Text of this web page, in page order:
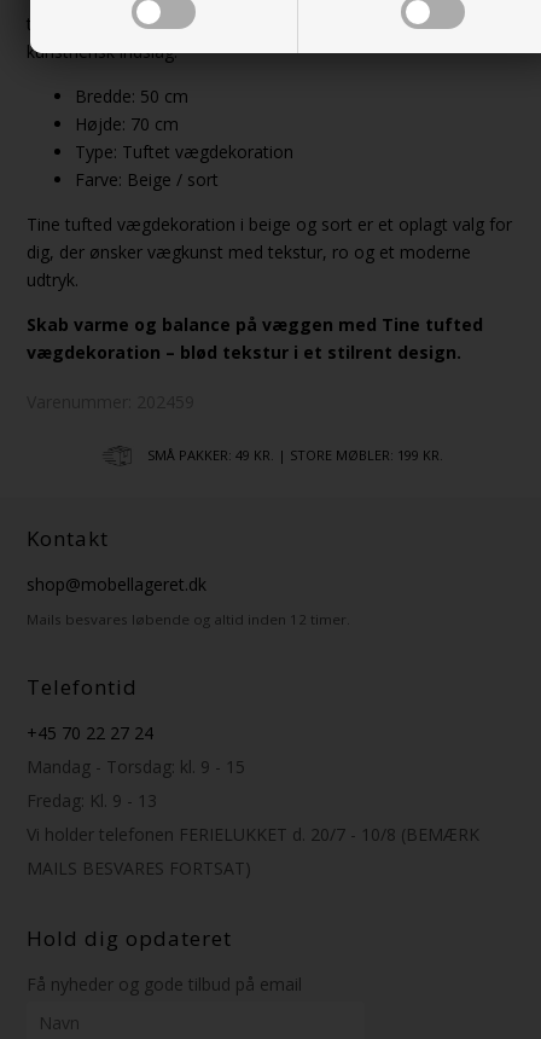
træ, keramik og tekstiler og fungerer som et elegant,
kunstnerisk indslag.
Bredde: 50 cm
Højde: 70 cm
Type: Tuftet vægdekoration
Farve: Beige / sort
Tine tufted vægdekoration i beige og sort er et oplagt valg for
dig, der ønsker vægkunst med tekstur, ro og et moderne
udtryk.
Skab varme og balance på væggen med Tine tufted
vægdekoration – blød tekstur i et stilrent design.
SMÅ PAKKER: 49 KR. | STORE MØBLER: 199 KR.
Kontakt
shop@mobellageret.dk
Mails besvares løbende og altid inden 12 timer.
Telefontid
+45 70 22 27 24
Mandag - Torsdag: kl. 9 - 15
Fredag: Kl. 9 - 13
Vi holder telefonen FERIELUKKET d. 20/7 - 10/8 (BEMÆRK
MAILS BESVARES FORTSAT)
Hold dig opdateret
Få nyheder og gode tilbud på email